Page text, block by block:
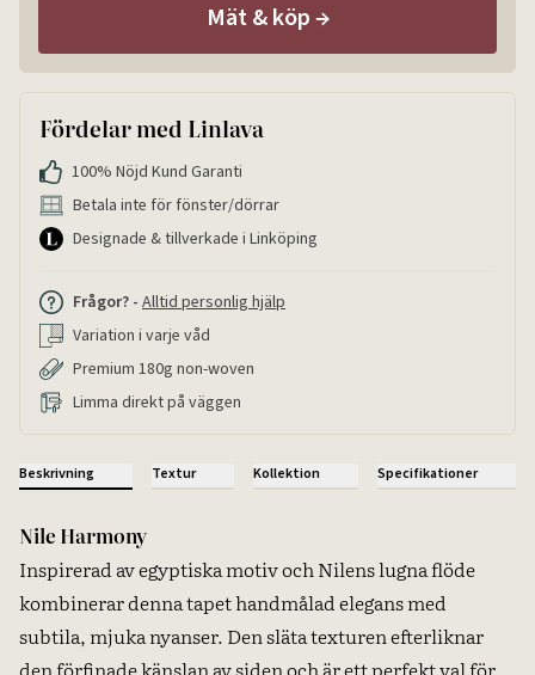
Mät & köp→
Fördelar med Linlava
100% Nöjd Kund Garanti
Betala inte för fönster/dörrar
Designade & tillverkade i Linköping
Frågor? - Alltid personlig hjälp
Variation i varje våd
Premium 180g non-woven
Limma direkt på väggen
Beskrivning Textur Kollektion Specifikationer
Nile Harmony
Inspirerad av egyptiska motiv och Nilens lugna flöde
kombinerar denna tapet handmålad elegans med
subtila, mjuka nyanser. Den släta texturen efterliknar